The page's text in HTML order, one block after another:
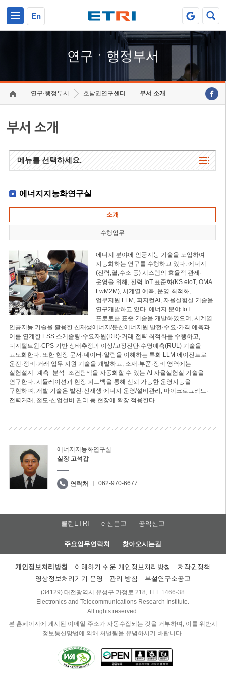
En
연구ㆍ행정부서
연구·행정부서 호남권연구센터 부서 소개
부서 소개
메뉴를 선택하세요.
에너지지능화연구실
소개
수행업무
에너지 분야에 인공지능 기술을 도입하여
지능화하는 연구를 수행하고 있다. 에너지
(전력,열,수소 등) 시스템의 효율적 관제·
운영을 위해, 전력 IoT 표준화(KS eIoT, OMA
LwM2M), 시계열 예측, 운영 최적화,
업무지원 LLM, 피지컬AI, 자율실험실 기술을
연구개발하고 있다. 에너지 분야 IoT
프로토콜 표준 기술을 개발하였으며, 시계열
인공지능 기술을 활용한 신재생에너지/분산에너지원 발전·수요·가격 예측과
이를 연계한 ESS 스케줄링·수요자원(DR)·거래 전략 최적화를 수행하고,
디지털트윈·CPS 기반 상태추정과 이상/고장진단·수명예측(RUL) 기술을
고도화한다. 또한 현장 문서·데이터·알람을 이해하는 특화 LLM 에이전트로
운전·정비·거래 업무 지원 기술을 개발하고, 소재·부품·장비 영역에는
실험설계–계측–분석–조건탐색을 자동화할 수 있는 AI 자율실험실 기술을
연구한다. 시뮬레이션과 현장 피드백을 통해 신뢰 가능한 운영지능을
구현하며, 개발 기술은 발전·신재생 에너지 운영/설비관리, 마이크로그리드·
전력거래, 철도·산업설비 관리 등 현장에 확장 적용한다.
에너지지능화연구실
실장 고석갑
연락처 062-970-6677
클린ETRI e-신문고 공익신고
주요업무연락처 찾아오시는길
개인정보처리방침 이해하기 쉬운 개인정보처리방침
저작권정책
영상정보처리기기 운영ㆍ관리 방침
부설연구소공고
(34129) 대전광역시 유성구 가정로 218, TEL 1466-38
Electronics and Telecommunications Research Institute.
All rights reserved.
본 홈페이지에 게시된 이메일 주소가 자동수집되는 것을 거부하며, 이를 위반시
정보통신망법에 의해 처벌됨을 유념하시기 바랍니다.